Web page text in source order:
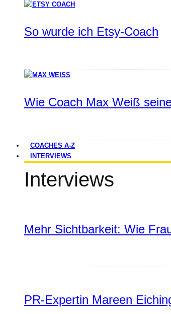
So wurde ich Etsy-Coach
Wie Coach Max Weiß
COACHES A-Z
INTERVIEWS
Interviews
Mehr Sichtbarkeit: Wie
PR-Expertin Mareen